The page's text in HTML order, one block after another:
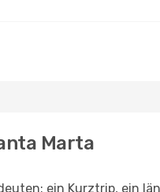
Marta
ein Kurztrip, ein